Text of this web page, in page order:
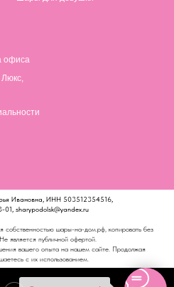
офиса
Ивановна, ИНН 503512354516,
sharypodolsk@yandex.ru
собственностью шары-на-дом.рф, копировать без
является публичной офертой.
вашего опыта на нашем сайте. Продолжая
с их использованием.